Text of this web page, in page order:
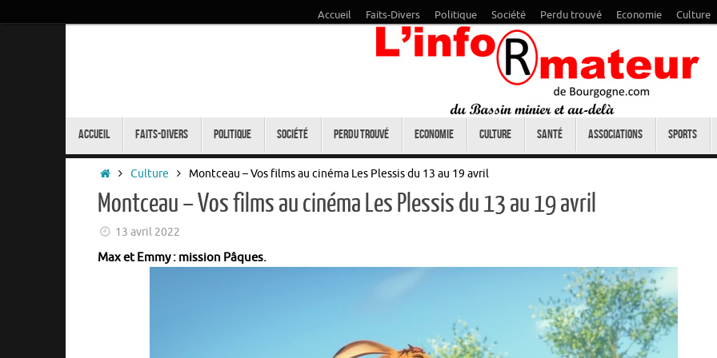
Accueil Faits-Divers Politique Société Perdu trouvé Economie Culture
Accueil Faits-Divers Politique Société Perdu trouvé Economie Culture Santé Associations Sports
Accueil
Culture Montceau – Vos films au cinéma Les Plessis du 13 au 19 avril
Montceau – Vos films au cinéma Les Plessis du 13 au 19 avril
13 avril 2022
Max et Emmy : mission Pâques.